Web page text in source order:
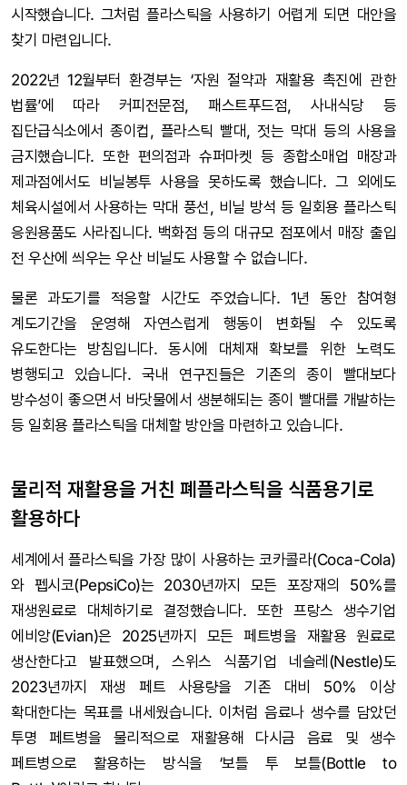
시작했습니다. 그처럼 플라스틱을 사용하기 어렵게 되면 대안을
찾기 마련입니다.
2022년 12월부터 환경부는 ‘자원 절약과 재활용 촉진에 관한
법률’에 따라 커피전문점, 패스트푸드점, 사내식당 등
집단급식소에서 종이컵, 플라스틱 빨대, 젓는 막대 등의 사용을
금지했습니다. 또한 편의점과 슈퍼마켓 등 종합소매업 매장과
제과점에서도 비닐봉투 사용을 못하도록 했습니다. 그 외에도
체육시설에서 사용하는 막대 풍선, 비닐 방석 등 일회용 플라스틱
응원용품도 사라집니다. 백화점 등의 대규모 점포에서 매장 출입
전 우산에 씌우는 우산 비닐도 사용할 수 없습니다.
물론 과도기를 적응할 시간도 주었습니다. 1년 동안 참여형
계도기간을 운영해 자연스럽게 행동이 변화될 수 있도록
유도한다는 방침입니다. 동시에 대체재 확보를 위한 노력도
병행되고 있습니다. 국내 연구진들은 기존의 종이 빨대보다
방수성이 좋으면서 바닷물에서 생분해되는 종이 빨대를 개발하는
등 일회용 플라스틱을 대체할 방안을 마련하고 있습니다.
물리적 재활용을 거친 폐플라스틱을 식품용기로
활용하다
세계에서 플라스틱을 가장 많이 사용하는 코카콜라(Coca-Cola)
와 펩시코(PepsiCo)는 2030년까지 모든 포장재의 50%를
재생원료로 대체하기로 결정했습니다. 또한 프랑스 생수기업
에비앙(Evian)은 2025년까지 모든 페트병을 재활용 원료로
생산한다고 발표했으며, 스위스 식품기업 네슬레(Nestle)도
2023년까지 재생 페트 사용량을 기존 대비 50% 이상
확대한다는 목표를 내세웠습니다. 이처럼 음료나 생수를 담았던
투명 페트병을 물리적으로 재활용해 다시금 음료 및 생수
페트병으로 활용하는 방식을 ‘보틀 투 보틀(Bottle to